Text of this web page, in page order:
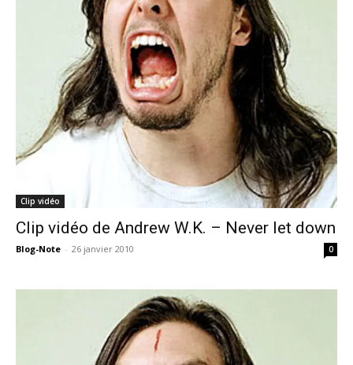
Clip vidéo
Clip vidéo de Andrew W.K. – Never let down
Blog-Note - 26 janvier 2010 0